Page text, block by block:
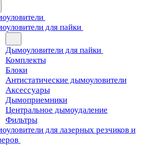
для пайки
Дымоуловители для пайки
Комплекты
Блоки
Антистатические дымоуловители
Аксессуары
Дымоприемники
Центральное дымоудаление
Фильтры
для лазерных резчиков и